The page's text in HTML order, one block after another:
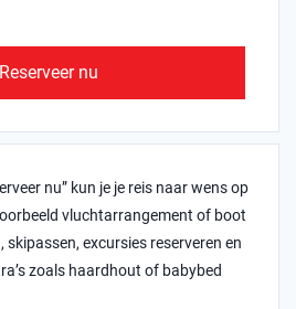
Reserveer nu
nu” kun je je reis naar wens op
vluchtarrangement of boot
excursies reserveren en
zoals haardhout of babybed